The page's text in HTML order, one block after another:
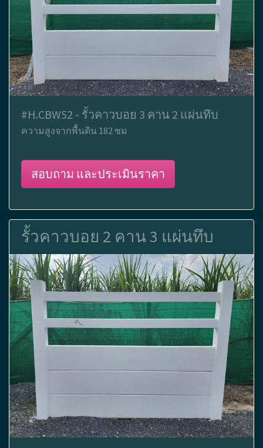
#H.CBW52 - รั้วคาวบอย 3 คาน 2 แผ่นทึบ
ความสูงจากพื้นดิน 182 ซม
สอบถาม และประเมินราคา
รั้วคาวบอย 2 คาน 3 แผ่นทึบ